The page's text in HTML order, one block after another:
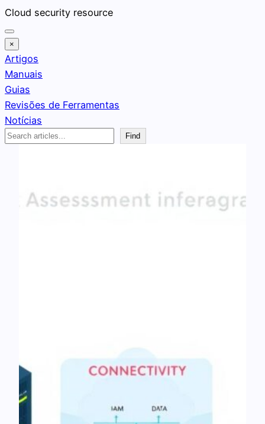
Pular
para
o
conteúdo
Cloud security resource
×
Artigos
Manuais
Guias
Revisões de Ferramentas
Notícias
Search
Find